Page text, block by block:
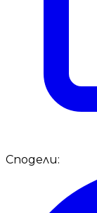
Сподели: